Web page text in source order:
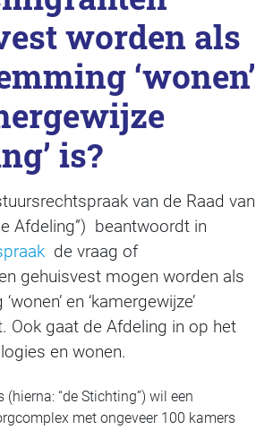
worden als
‘wonen’
is?
van de Raad van
Afdeling”) beantwoordt in
de vraag of
gehuisvest mogen worden als
en ‘kamergewijze’
Ook gaat de Afdeling in op het
en wonen.
“de Stichting”) wil een
met ongeveer 100 kamers